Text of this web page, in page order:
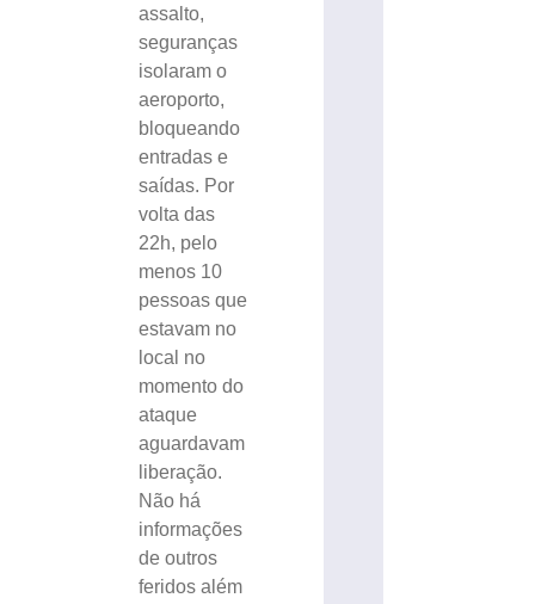
assalto,
seguranças
isolaram o
aeroporto,
bloqueando
entradas e
saídas. Por
volta das
22h, pelo
menos 10
pessoas que
estavam no
local no
momento do
ataque
aguardavam
liberação.
Não há
informações
de outros
feridos além